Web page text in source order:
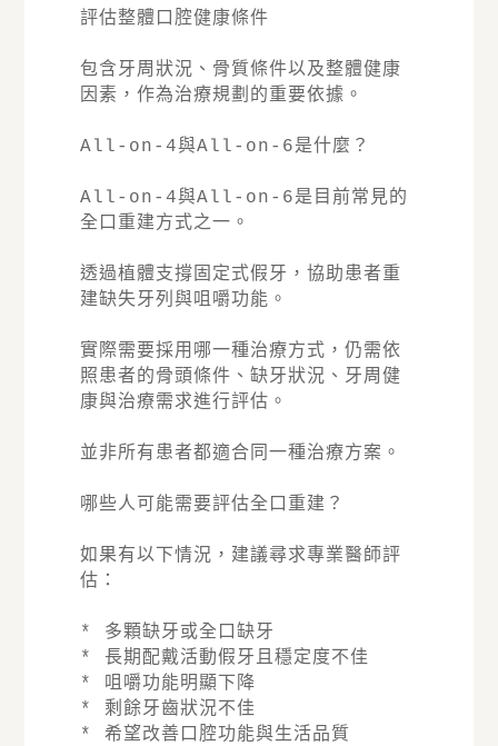
評估整體口腔健康條件
包含牙周狀況、骨質條件以及整體健康
因素，作為治療規劃的重要依據。
All-on-4與All-on-6是什麼？
All-on-4與All-on-6是目前常見的
全口重建方式之一。
透過植體支撐固定式假牙，協助患者重
建缺失牙列與咀嚼功能。
實際需要採用哪一種治療方式，仍需依
照患者的骨頭條件、缺牙狀況、牙周健
康與治療需求進行評估。
並非所有患者都適合同一種治療方案。
哪些人可能需要評估全口重建？
如果有以下情況，建議尋求專業醫師評
估：
* 多顆缺牙或全口缺牙
* 長期配戴活動假牙且穩定度不佳
* 咀嚼功能明顯下降
* 剩餘牙齒狀況不佳
* 希望改善口腔功能與生活品質